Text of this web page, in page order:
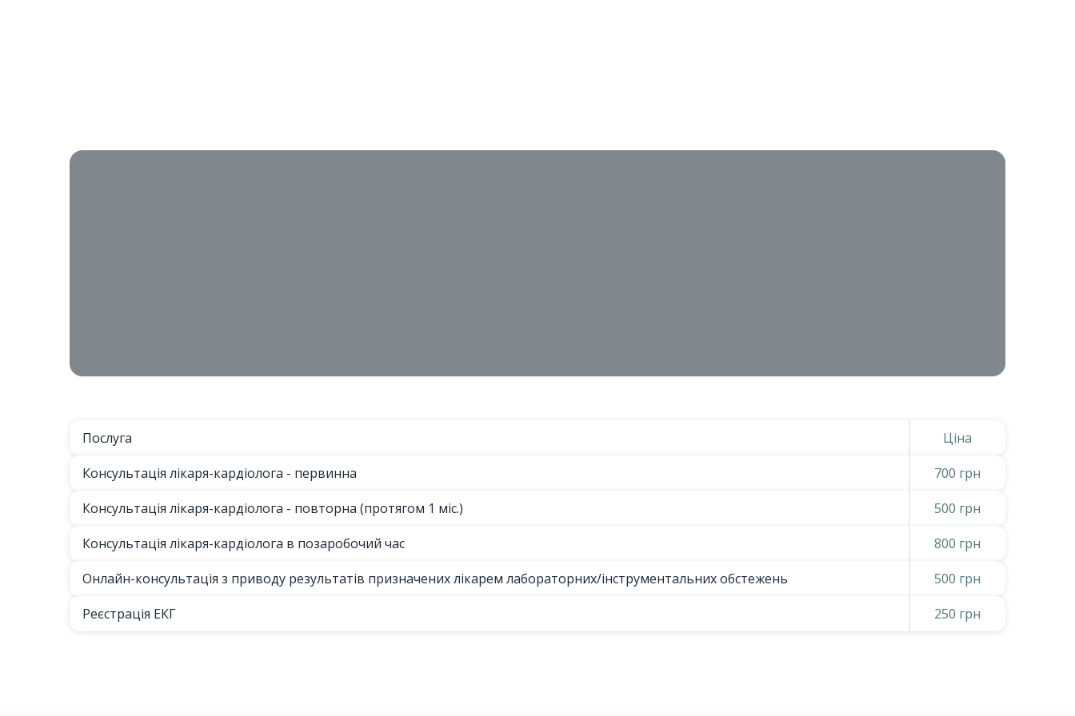
Послуга
Ціна
Консультація лікаря-кардіолога - первинна
700 грн
Консультація лікаря-кардіолога - повторна (протягом 1 міс.)
500 грн
Консультація лікаря-кардіолога в позаробочий час
800 грн
Онлайн-консультація з приводу результатів призначених лікарем лабораторних/інструментальних обстежень
500 грн
Реєстрація ЕКГ
250 грн